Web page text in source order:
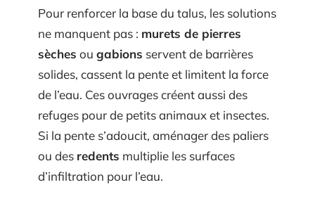
Pour renforcer la base du talus, les solutions
ne manquent pas : murets de pierres
sèches ou gabions servent de barrières
solides, cassent la pente et limitent la force
de l’eau. Ces ouvrages créent aussi des
refuges pour de petits animaux et insectes.
Si la pente s’adoucit, aménager des paliers
ou des redents multiplie les surfaces
d’infiltration pour l’eau.